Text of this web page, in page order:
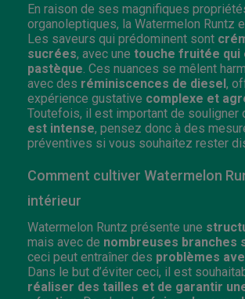
En raison de ses magnifiques
organoleptiques, la Watermelon Runtz
Les saveurs qui prédominent sont
sucrées, avec une touche fruitée qui
pastèque . Ces nuances se mêlent
avec des réminiscences de diesel,
expérience gustative complexe et
Toutefois, il est important de souligner
est intense, pensez donc à des
préventives si vous souhaitez rester
Comment cultiver Watermelon
intérieur
Watermelon Runtz présente une
mais avec de nombreuses branches
ceci peut entraîner des problèmes
Dans le but d’éviter ceci, il est
réaliser des tailles et de garantir